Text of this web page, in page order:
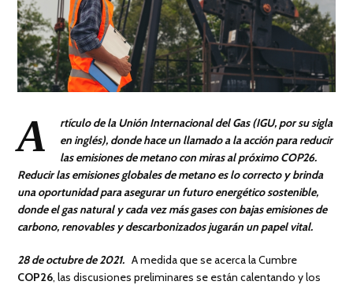
A
rtículo de la Unión Internacional del Gas (IGU, por su sigla
en inglés), donde hace un llamado a la acción para reducir
las emisiones de metano con miras al próximo COP26.
Reducir las emisiones globales de metano es lo correcto y brinda
una oportunidad para asegurar un futuro energético sostenible,
donde el gas natural y cada vez más gases con bajas emisiones de
carbono, renovables y descarbonizados jugarán un papel vital.
28 de octubre de 2021. A medida que se acerca la Cumbre
COP26, las discusiones preliminares se están calentando y los